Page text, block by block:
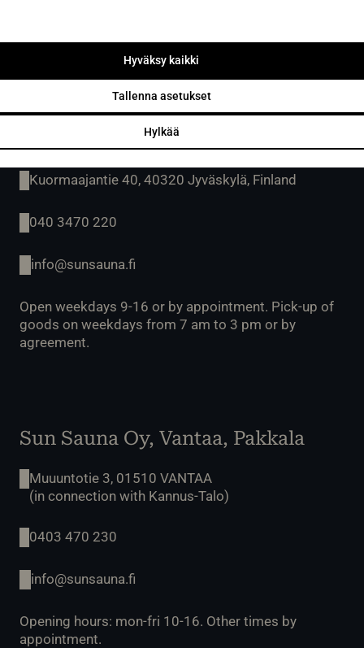
Hylkää
Tallenna asetukset
Hyväksy kaikki
Sun Sauna Oy, Jyväskylä
Kuormaajantie 40, 40320 Jyväskylä, Finland
040 3470 220
info@sunsauna.fi
Open weekdays 9-16 or by appointment. Pick-up of
goods on weekdays from 7 am to 3 pm or by
agreement.
Sun Sauna Oy, Vantaa, Pakkala
Muuuntotie 3, 01510 VANTAA
(in connection with Kannus-Talo)
0403 470 230
info@sunsauna.fi
Opening hours: mon-fri 10-16. Other times by
appointment.